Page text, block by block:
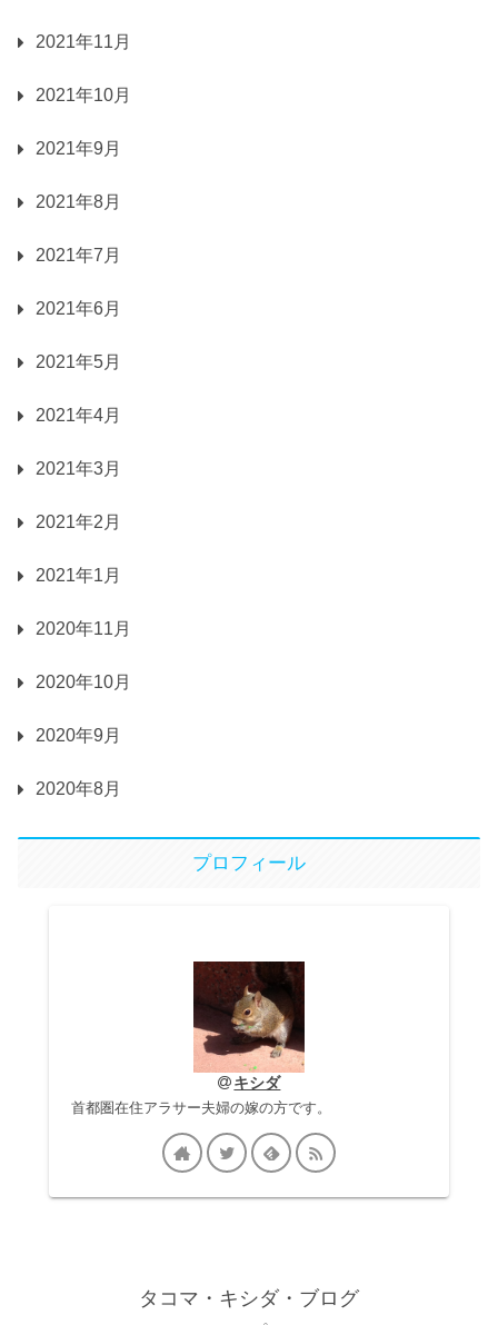
2021年11月
2021年10月
2021年9月
2021年8月
2021年7月
2021年6月
2021年5月
2021年4月
2021年3月
2021年2月
2021年1月
2020年11月
2020年10月
2020年9月
2020年8月
プロフィール
キシダ
首都圏在住アラサー夫婦の嫁の方です。
タコマ・キシダ・ブログ